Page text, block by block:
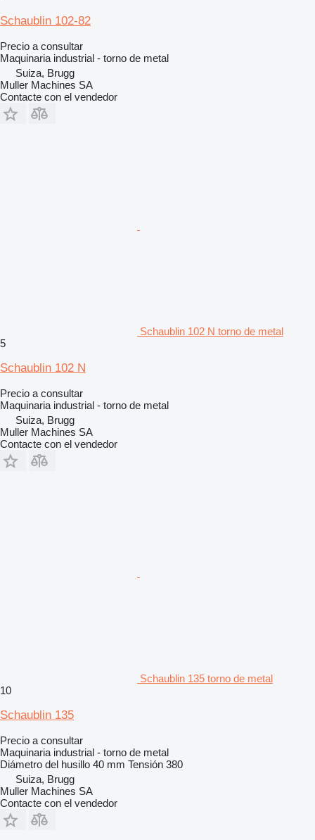
Schaublin 102-82
Precio a consultar
Maquinaria industrial - torno de metal
Suiza, Brugg
Muller Machines SA
Contacte con el vendedor
Schaublin 102 N torno de metal
5
Schaublin 102 N
Precio a consultar
Maquinaria industrial - torno de metal
Suiza, Brugg
Muller Machines SA
Contacte con el vendedor
Schaublin 135 torno de metal
10
Schaublin 135
Precio a consultar
Maquinaria industrial - torno de metal
Diámetro del husillo 40 mm Tensión 380
Suiza, Brugg
Muller Machines SA
Contacte con el vendedor